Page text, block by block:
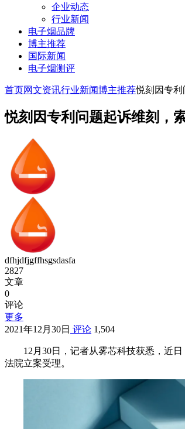
企业动态
行业新闻
电子烟品牌
博主推荐
国际新闻
电子烟测评
首页网文资讯行业新闻博主推荐悦刻因专利
悦刻因专利问题起诉维刻，
dfhjdfjgffhsgsdasfa
2827
文章
0
评论
更多
2021年12月30日 评论 1,504
12月30日，记者从雾芯科技获悉，近
法院立案受理。